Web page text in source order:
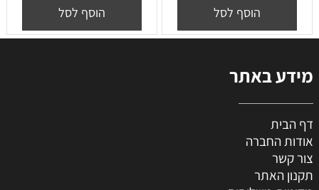
הוסף לסל הוסף לסל
מידע באתר
דף הבית
אודות החברה
צור קשר
תקנון האתר